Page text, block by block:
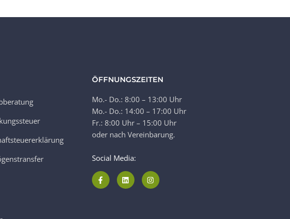
ÖFFNUNGSZEITEN
Mo.- Do.: 8:00 – 13:00 Uhr
Mo.- Do.: 14:00 – 17:00 Uhr
Fr.: 8:00 Uhr – 15:00 Uhr
oder nach Vereinbarung.
Social Media: